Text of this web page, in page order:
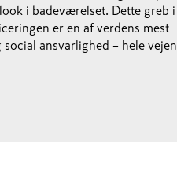
i badeværelset. Dette greb i
er en af verdens mest
ansvarlighed – hele vejen